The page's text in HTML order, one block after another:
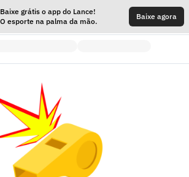
Baixe grátis o app do Lance!
O esporte na palma da mão.
Baixe agora